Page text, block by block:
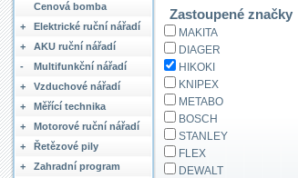
Zastoupené značky
MAKITA
DIAGER
HIKOKI
KNIPEX
METABO
BOSCH
STANLEY
FLEX
DEWALT
Cenová bomba
+
Elektrické ruční nářadí
+
AKU ruční nářadí
-
Multifunkční nářadí
+
Vzduchové nářadí
+
Měřící technika
+
Motorové ruční nářadí
+
Řetězové pily
+
Zahradní program